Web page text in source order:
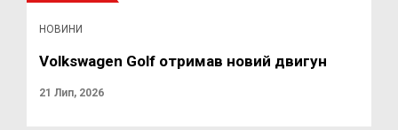
НОВИНИ
Volkswagen Golf отримав новий двигун
21 Лип, 2026